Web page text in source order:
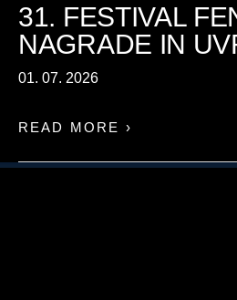
31. FESTIVAL
NAGRADE IN
01. 07. 2026
READ MORE ›